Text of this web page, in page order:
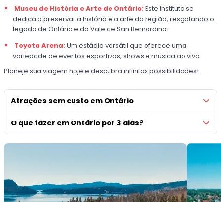
Museu de História e Arte de Ontário: Este instituto se
dedica a preservar a história e a arte da região, resgatando o
legado de Ontário e do Vale de San Bernardino.
Toyota Arena: Um estádio versátil que oferece uma
variedade de eventos esportivos, shows e música ao vivo.
Planeje sua viagem hoje e descubra infinitas possibilidades!
Atrações sem custo em Ontário
O que fazer em Ontário por 3 dias?